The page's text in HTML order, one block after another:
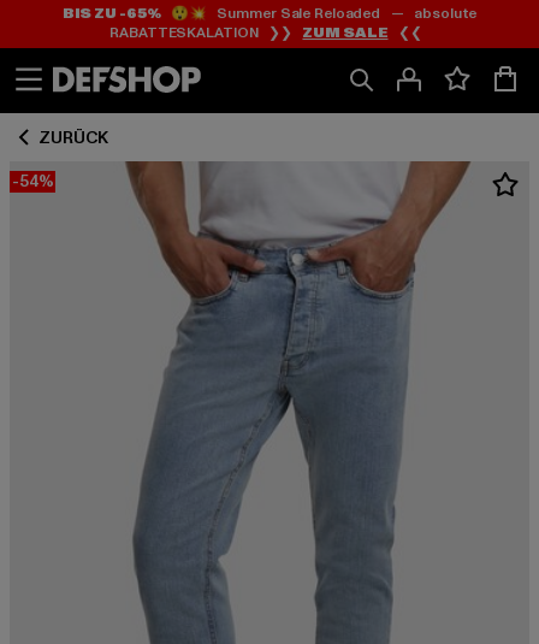
Zum
Inhalt
springen
Zum
Fußzeile
springen
BIS ZU -65%😲💥 Summer Sale Reloaded — absolute
RABATTESKALATION ❯❯ ZUM SALE ❮❮
ZURÜCK
-54%